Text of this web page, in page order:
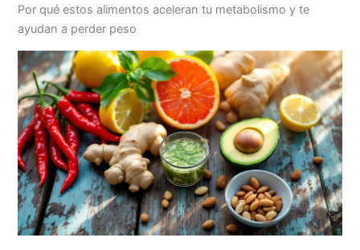
Por qué estos alimentos aceleran tu metabolismo y te
ayudan a perder peso